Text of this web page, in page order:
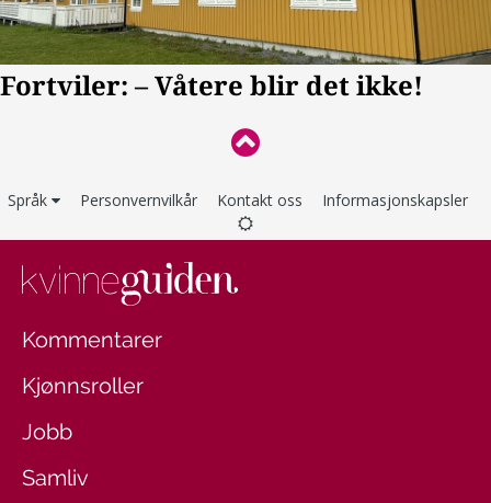
Språk Personvernvilkår Kontakt oss Informasjonskapsler
Kommentarer
Kjønnsroller
Jobb
Samliv